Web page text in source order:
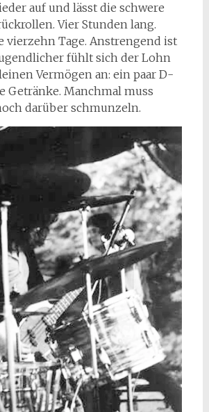
auf und lässt die schwere
Vier Stunden lang.
vierzehn Tage. Anstrengend ist
fühlt sich der Lohn
Vermögen an: ein paar D-
Getränke. Manchmal muss
darüber schmunzeln.